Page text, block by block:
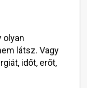
olyan
látsz. Vagy
időt, erőt,